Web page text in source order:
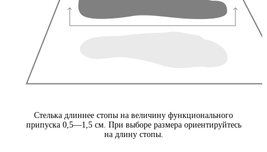
Стелька длиннее стопы на величину функционального
припуска 0,5—1,5 см. При выборе размера ориентируйтесь
на длину стопы.